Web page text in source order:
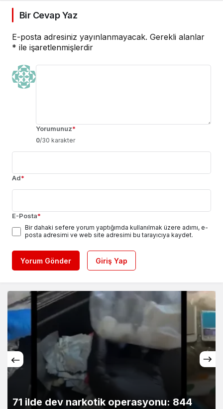
Bir Cevap Yaz
E-posta adresiniz yayınlanmayacak. Gerekli alanlar
* ile işaretlenmişlerdir
Yorumunuz*
0/30 karakter
Ad*
E-Posta*
Bir dahaki sefere yorum yaptığımda kullanılmak üzere adımı, e-
posta adresimi ve web site adresimi bu tarayıcıya kaydet.
Yorum Gönder Giriş Yap
71 ilde dev narkotik operasyonu: 844